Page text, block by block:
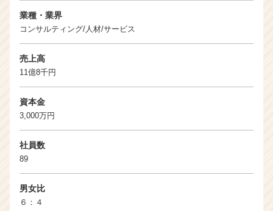
業種・業界
コンサルティング/人材/サービス
売上高
11億8千円
資本金
3,000万円
社員数
89
男女比
６：４